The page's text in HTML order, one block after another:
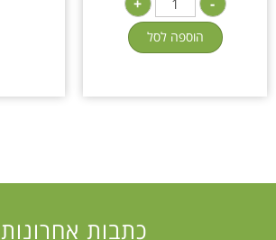
הוספה לסל
כתבות אחרונות